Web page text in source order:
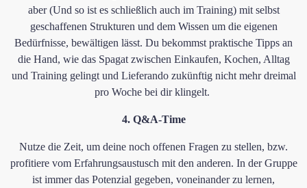
aber (Und so ist es schließlich auch im Training) mit selbst
geschaffenen Strukturen und dem Wissen um die eigenen
Bedürfnisse, bewältigen lässt. Du bekommst praktische Tipps an
die Hand, wie das Spagat zwischen Einkaufen, Kochen, Alltag
und Training gelingt und Lieferando zukünftig nicht mehr dreimal
pro Woche bei dir klingelt.
4. Q&A-Time
​Nutze die Zeit, um deine noch offenen Fragen zu stellen, bzw.
profitiere vom Erfahrungsaustusch mit den anderen. In der Gruppe
ist immer das Potenzial gegeben, voneinander zu lernen,